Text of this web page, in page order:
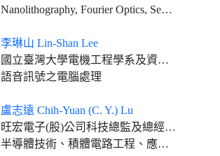
Nanolithography, Fourier Optics, Semiconductor Manufacturing Technology
李琳山 Lin-Shan Lee
國立臺灣大學電機工程學系及資訊工程學系名譽教授
語音訊號之電腦處理
盧志遠 Chih-Yuan (C. Y.) Lu
旺宏電子(股)公司科技總監及總經理 欣銓科技(股)公司董事長
半導體技術、積體電路工程、應用物理科學